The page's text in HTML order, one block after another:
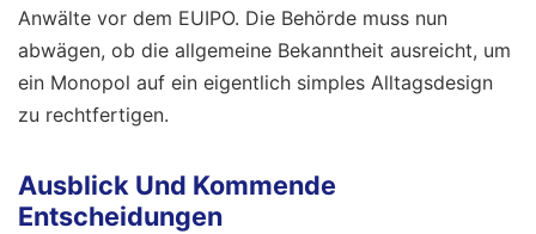
Anwälte vor dem EUIPO. Die Behörde muss nun
abwägen, ob die allgemeine Bekanntheit ausreicht, um
ein Monopol auf ein eigentlich simples Alltagsdesign
zu rechtfertigen.
Ausblick Und Kommende
Entscheidungen